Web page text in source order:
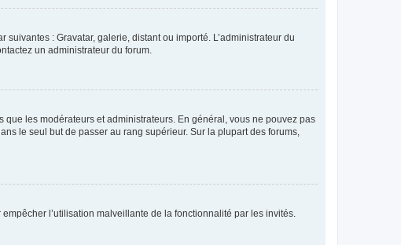
: Gravatar, galerie, distant ou importé. L’administrateur du
un administrateur du forum.
les modérateurs et administrateurs. En général, vous ne pouvez pas
le seul but de passer au rang supérieur. Sur la plupart des forums,
l’utilisation malveillante de la fonctionnalité par les invités.